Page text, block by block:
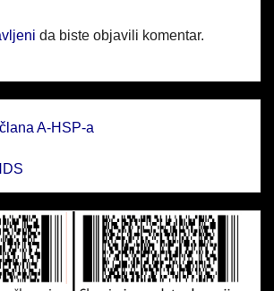
da biste objavili komentar.
A-HSP-a